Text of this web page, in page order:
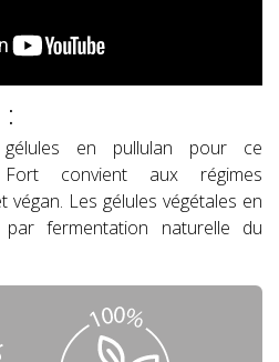
en pullulan pour ce
Fort convient aux régimes
végan. Les gélules végétales en
fermentation naturelle du